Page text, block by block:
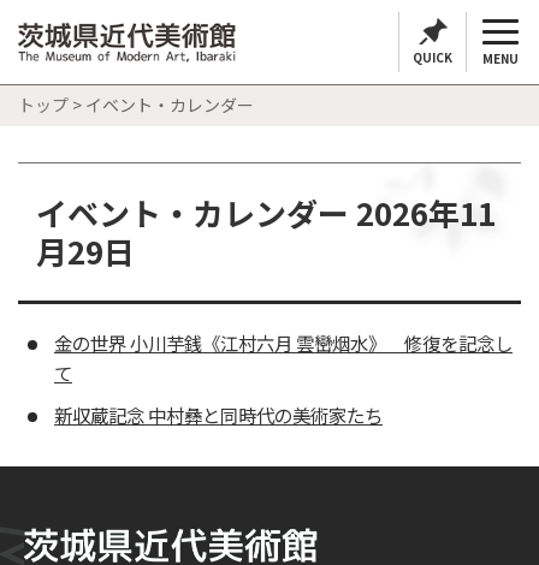
QUICK MENU
トップ > イベント・カレンダー
イベント・カレンダー 2026年11
月29日
金の世界 小川芋銭《江村六月 雲巒烟水》 修復を記念し
て
新収蔵記念 中村彝と同時代の美術家たち